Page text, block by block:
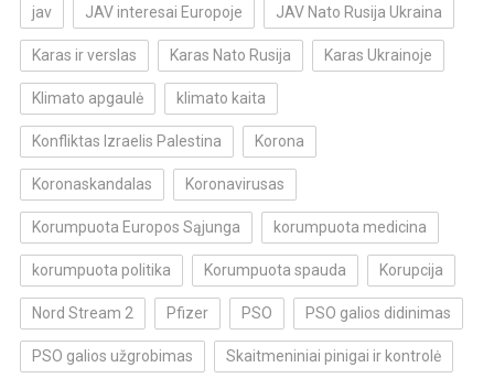
jav JAV interesai Europoje JAV Nato Rusija Ukraina
Karas ir verslas Karas Nato Rusija Karas Ukrainoje
Klimato apgaulė klimato kaita
Konfliktas Izraelis Palestina Korona
Koronaskandalas Koronavirusas
Korumpuota Europos Sąjunga korumpuota medicina
korumpuota politika Korumpuota spauda Korupcija
Nord Stream 2 Pfizer PSO PSO galios didinimas
PSO galios užgrobimas Skaitmeniniai pinigai ir kontrolė